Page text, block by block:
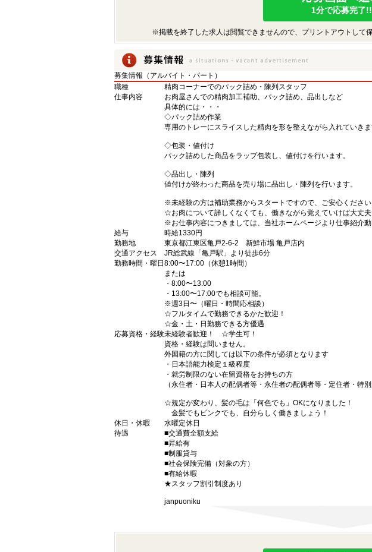
1分で応募完了!!
※掲載を終了した求人は閲覧できませんので、プリントアウトして
募集情報（アルバイト・パート）
職種
精肉コーナーでのパック詰め・陳列スタッフ
仕事内容
お肉屋さんでの精肉加工補助、パック詰め、品出しなど
具体的には・・・
◇パック詰め作業
専用のトレーにスライスした精肉を形を整えながら入れていきま
◇包装・値付け
パック詰めした商品をラップ包装し、値付けを行います。
◇品出し・陳列
値付けが終わった商品を売り場に品出し・陳列を行います。
※未経験の方は補助業務からスタートですので、ご安心ください
☆お肉について詳しくなくても、働きながら覚えていけば大丈夫
※お仕事内容につきましては、当社ホームページより仕事紹介動
給与
時給1330円
勤務地
東京都江東区亀戸2-6-2 新鮮市場 亀戸店内
交通アクセス
JR総武線「亀戸駅」より徒歩6分
勤務時間・曜日 8:00〜17:00（休憩1時間）
または
・8:00〜13:00
・13:00〜17:00でも相談可能。
※週3日〜（曜日・時間応相談）
☆フルタイムで勤務できるかた歓迎！
☆金・土・日勤務できる方優遇
応募資格・経験未経験者歓迎！ ☆学生可！
資格・経験は問いません。
外国籍の方に関しては以下の条件が必須となります
・日本語能力検定１級程度
・就労制限のない在留資格をお持ちの方
（永住者・日本人の配偶者等・永住者の配偶者等・定住者・特別
☆規定が変わり、髪の毛は「何色でも」OKになりました！
金髪でもピンクでも、自分らしく働きましょう！
休日・休暇
水曜定休日
待遇
■交通費全額支給
■昇給有
■制服貸与
■社会保険完備（対象の方）
■有給休暇
★スタッフ割引制度あり
janpuoniku